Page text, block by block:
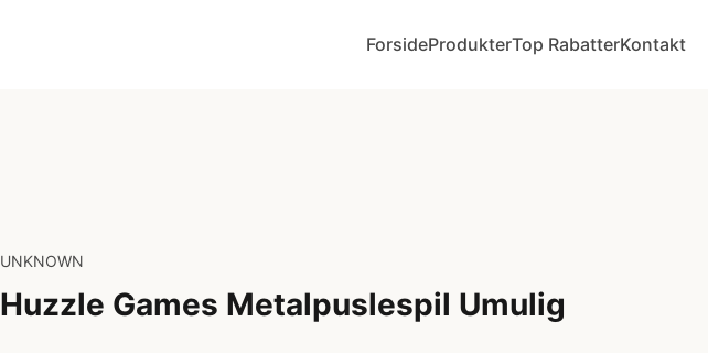
ForsideProdukterTop RabatterKontakt
UNKNOWN
Huzzle Games Metalpuslespil Umulig